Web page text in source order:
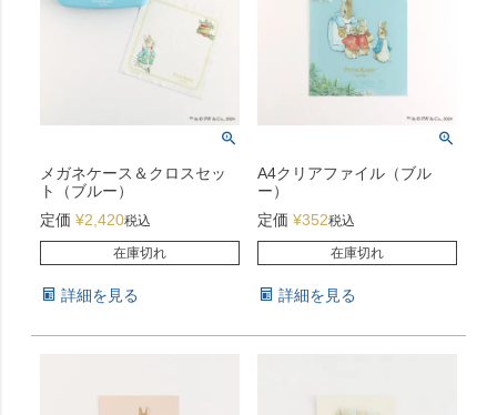
メガネケース＆クロスセッ
ト（ブルー）
定価 ¥2,420税込
在庫切れ
詳細を見る
A4クリアファイル（ブル
ー）
定価 ¥352税込
在庫切れ
詳細を見る